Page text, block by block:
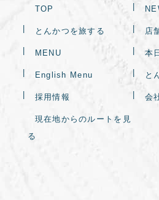
TOP
とんかつを旅する 店
MENU 本
English Menu と
採用情報 会
現在地からのルートを見
る